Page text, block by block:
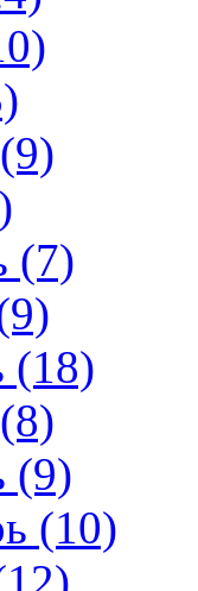
(9)
(7)
(18)
(8)
(9)
(10)